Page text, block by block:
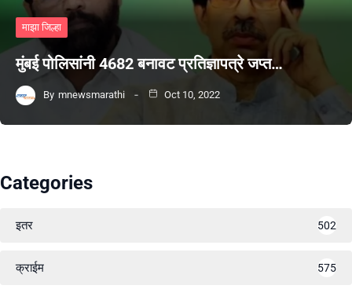
माझा जिल्हा
मुंबई पोलिसांनी 4682 बनावट प्रतिज्ञापत्रे जप्त…
By mnewsmarathi Oct 10, 2022
Categories
इतर 502
क्राईम 575